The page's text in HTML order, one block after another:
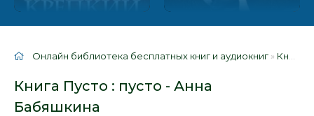
Онлайн библиотека бесплатных книг и аудиокниг » Книги
Книга Пусто : пусто - Анна
Бабяшкина